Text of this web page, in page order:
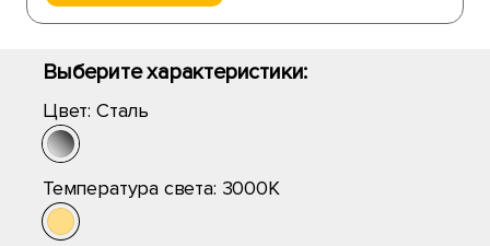
Выберите характеристики:
Цвет: Сталь
Температура света: 3000K